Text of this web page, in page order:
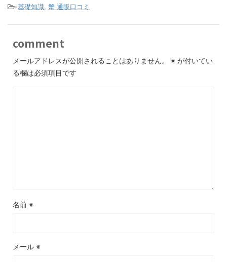
-基礎知識, 蟹 通販口コミ
comment
メールアドレスが公開されることはありません。 ※ が付いてい
る欄は必須項目です
名前 ※
メール ※